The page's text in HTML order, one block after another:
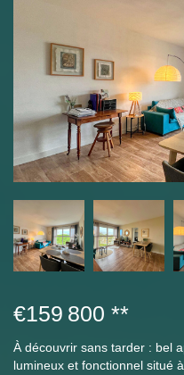
€159 800 **
À découvrir sans tarder : bel
lumineux et fonctionnel situé